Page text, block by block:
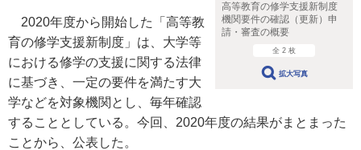
高等教育の修学支援新制度
機関要件の確認（更新）申
請・審査の概要
全 2 枚
拡大写真
2020年度から開始した「高等教
育の修学支援新制度」は、大学等
における修学の支援に関する法律
に基づき、一定の要件を満たす大
学などを対象機関とし、毎年確認
することとしている。今回、2020年度の結果がまとまった
ことから、公表した。